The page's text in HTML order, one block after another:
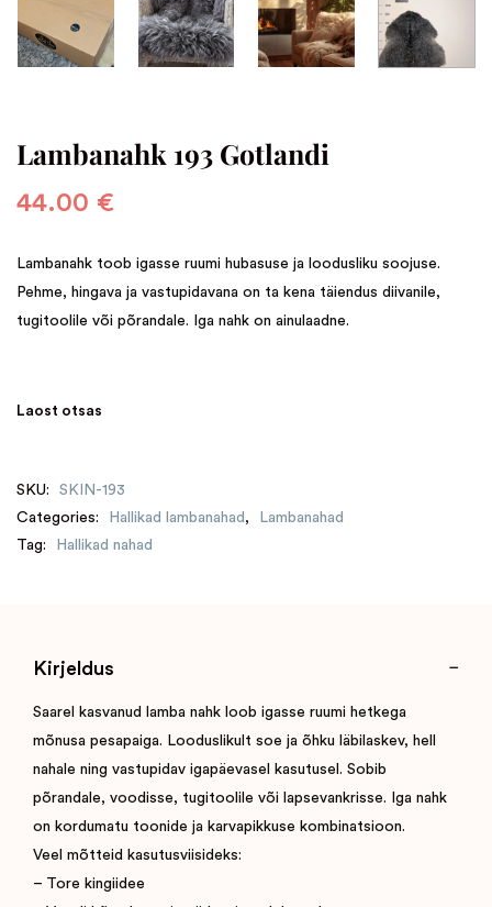
Lambanahk 193 Gotlandi
44.00 €
Lambanahk toob igasse ruumi hubasuse ja loodusliku soojuse.
Pehme, hingava ja vastupidavana on ta kena täiendus diivanile,
tugitoolile või põrandale. Iga nahk on ainulaadne.
Laost otsas
SKU:
SKIN-193
Categories:
Hallikad lambanahad ,
Lambanahad
Tag:
Hallikad nahad
Kirjeldus
Saarel kasvanud lamba nahk loob igasse ruumi hetkega
mõnusa pesapaiga. Looduslikult soe ja õhku läbilaskev, hell
nahale ning vastupidav igapäevasel kasutusel. Sobib
põrandale, voodisse, tugitoolile või lapsevankrisse. Iga nahk
on kordumatu toonide ja karvapikkuse kombinatsioon.
Veel mõtteid kasutusviisideks:
– Tore kingiidee